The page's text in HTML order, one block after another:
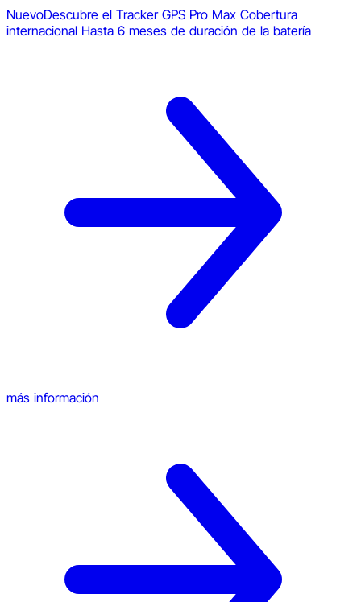
NuevoDescubre el Tracker GPS Pro Max Cobertura
internacional Hasta 6 meses de duración de la batería
más información